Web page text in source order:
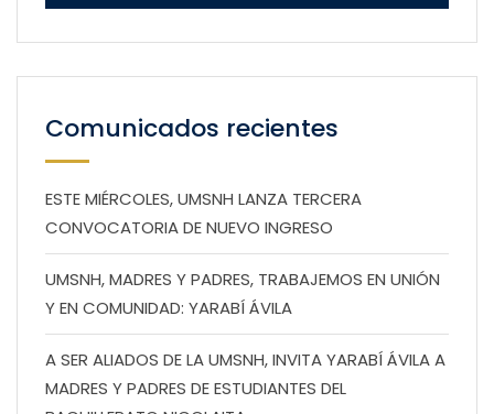
Comunicados recientes
ESTE MIÉRCOLES, UMSNH LANZA TERCERA
CONVOCATORIA DE NUEVO INGRESO
UMSNH, MADRES Y PADRES, TRABAJEMOS EN UNIÓN
Y EN COMUNIDAD: YARABÍ ÁVILA
A SER ALIADOS DE LA UMSNH, INVITA YARABÍ ÁVILA A
MADRES Y PADRES DE ESTUDIANTES DEL